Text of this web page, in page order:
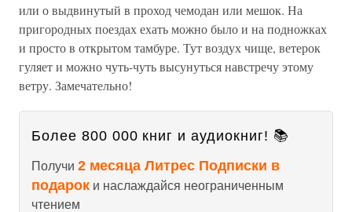
или о выдвинутый в проход чемодан или мешок. На
пригородных поездах ехать можно было и на подножках
и просто в открытом тамбуре. Тут воздух чище, ветерок
гуляет и можно чуть-чуть высунуться навстречу этому
ветру. Замечательно!
Более 800 000 книг и аудиокниг! 📚
Получи 2 месяца Литрес Подписки в
подарок и наслаждайся неограниченным
чтением